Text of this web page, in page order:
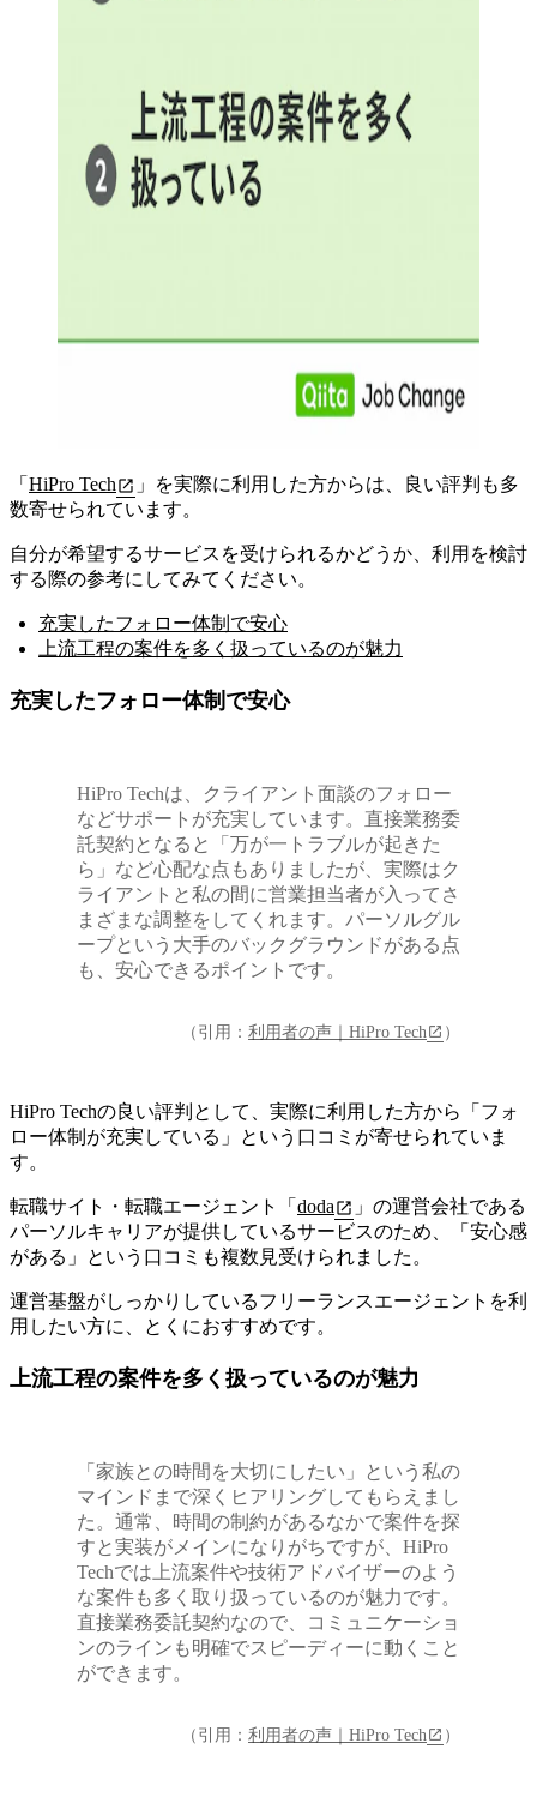
「 HiPro Tech 」を実際に利用した方からは、良い評判も多
数寄せられています。
自分が希望するサービスを受けられるかどうか、利用を検討
する際の参考にしてみてください。
充実したフォロー体制で安心
上流工程の案件を多く扱っているのが魅力
充実したフォロー体制で安心
HiPro Techは、クライアント面談のフォロー
などサポートが充実しています。直接業務委
託契約となると「万が一トラブルが起きた
ら」など心配な点もありましたが、実際はク
ライアントと私の間に営業担当者が入ってさ
まざまな調整をしてくれます。パーソルグル
ープという大手のバックグラウンドがある点
も、安心できるポイントです。
（引用： 利用者の声｜HiPro Tech ）
HiPro Techの良い評判として、実際に利用した方から「フォ
ロー体制が充実している」という口コミが寄せられていま
す。
転職サイト・転職エージェント「 doda
」の運営会社である
パーソルキャリアが提供しているサービスのため、「安心感
がある」という口コミも複数見受けられました。
運営基盤がしっかりしているフリーランスエージェントを利
用したい方に、とくにおすすめです。
上流工程の案件を多く扱っているのが魅力
「家族との時間を大切にしたい」という私の
マインドまで深くヒアリングしてもらえまし
た。通常、時間の制約があるなかで案件を探
すと実装がメインになりがちですが、HiPro
Techでは上流案件や技術アドバイザーのよう
な案件も多く取り扱っているのが魅力です。
直接業務委託契約なので、コミュニケーショ
ンのラインも明確でスピーディーに動くこと
ができます。
（引用： 利用者の声｜HiPro Tech ）